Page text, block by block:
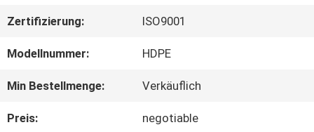
VIDEOS
VR-
SHOW
Zertifizierung: ISO9001
Modellnummer: HDPE
Min Bestellmenge: Verkäuflich
Preis: negotiable